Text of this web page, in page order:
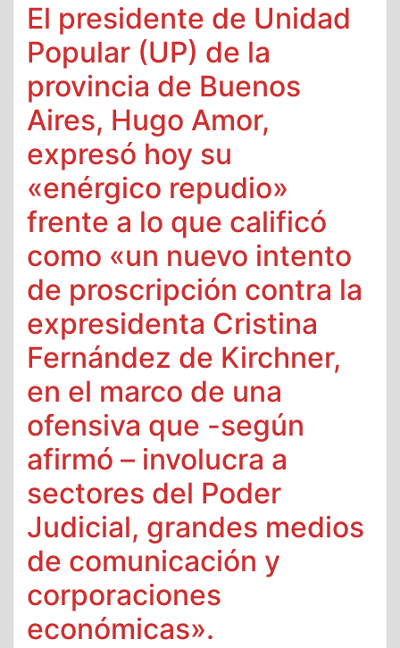
El presidente de Unidad
Popular (UP) de la
provincia de Buenos
Aires, Hugo Amor,
expresó hoy su
«enérgico repudio»
frente a lo que calificó
como «un nuevo intento
de proscripción contra la
expresidenta Cristina
Fernández de Kirchner,
en el marco de una
ofensiva que -según
afirmó – involucra a
sectores del Poder
Judicial, grandes medios
de comunicación y
corporaciones
económicas».